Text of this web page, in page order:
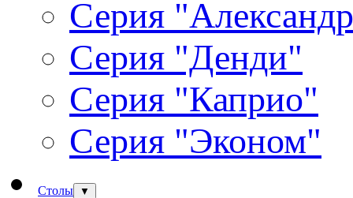
Серия
Серия "Денди"
Серия "Каприо"
Серия "Эконом"
Столы ▼